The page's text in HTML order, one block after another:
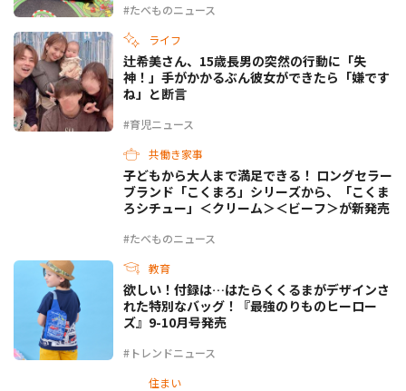
#たべものニュース
ライフ
#育児ニュース
辻希美さん、15歳長男の突然の行動に「失
神！」手がかかるぶん彼女ができたら「嫌です
ね」と断言
共働き家事
#たべものニュース
子どもから大人まで満足できる！ ロングセラー
ブランド「こくまろ」シリーズから、「こくま
ろシチュー」＜クリーム＞＜ビーフ＞が新発売
教育
#トレンドニュース
欲しい！付録は…はたらくくるまがデザインさ
れた特別なバッグ！『最強のりものヒーロー
ズ』9-10月号発売
住まい